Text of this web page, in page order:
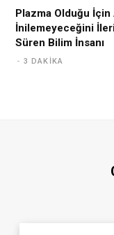
Plazma Olduğu İçin
İnilemeyeceğini
Süren Bilim İnsanı
3 DAKIKA